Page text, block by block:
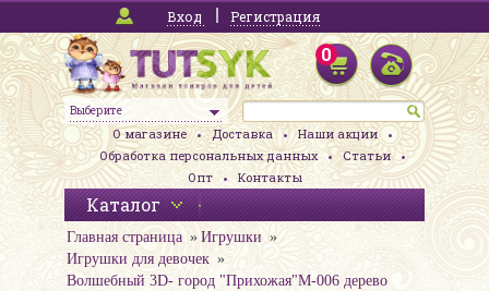
Вход Регистрация
Выберите
0
О магазине Доставка
Наши акции
Обработка персональных данных
Статьи
Опт
Контакты
Каталог
Главная страница
Игрушки
Игрушки для девочек
Волшебный 3D- город "Прихожая"М-006 дерево